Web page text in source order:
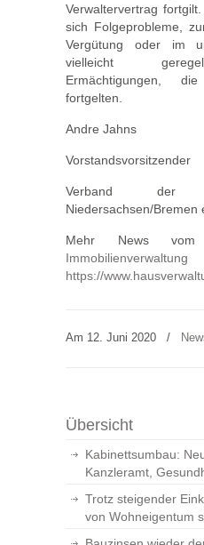
Verwaltervertrag
sich Folgeprobleme,
Vergütung oder im
vielleicht
Ermächtigungen,
fortgelten.
Andre Jahns
Vorstandsvorsitzender
Verband der
Niedersachsen/Bremen
Mehr News
Immobilienverwaltung
https://
Am 12. Juni 2020 /
Übersicht
Kabinettsumbau:
Kanzleramt,
Trotz steigender
von Wohneigentum